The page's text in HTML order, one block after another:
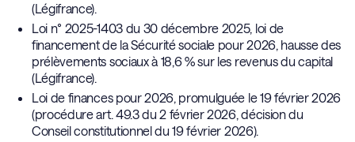
(Légifrance).
Loi n° 2025-1403 du 30 décembre 2025, loi de
financement de la Sécurité sociale pour 2026, hausse des
prélèvements sociaux à 18,6 % sur les revenus du capital
(Légifrance).
Loi de finances pour 2026, promulguée le 19 février 2026
(procédure art. 49.3 du 2 février 2026, décision du
Conseil constitutionnel du 19 février 2026).